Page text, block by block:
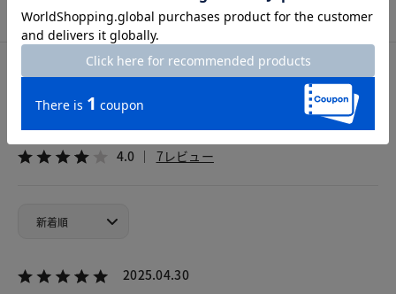
カスタマーレビュー
4.0 7レビュー
2025.04.30